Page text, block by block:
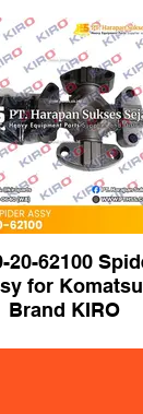
20-62100
for Komatsu |
Brand KIRO